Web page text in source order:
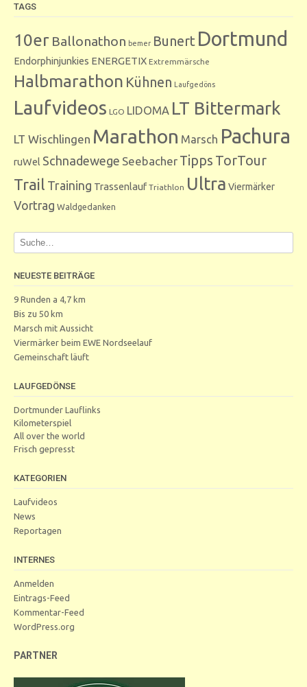
TAGS
10er Ballonathon bemer Bunert Dortmund
Endorphinjunkies ENERGETIX Extremmärsche
Halbmarathon Kühnen Laufgedöns
Laufvideos LGO LIDOMA LT Bittermark
LT Wischlingen Marathon Marsch Pachura
ruWel Schnadewege Seebacher Tipps TorTour
Trail Training Trassenlauf Triathlon Ultra Viermärker
Vortrag Waldgedanken
NEUESTE BEITRÄGE
9 Runden a 4,7 km
Bis zu 50 km
Marsch mit Aussicht
Viermärker beim EWE Nordseelauf
Gemeinschaft läuft
LAUFGEDÖNSE
Dortmunder Lauflinks
Kilometerspiel
All over the world
Frisch gepresst
KATEGORIEN
Laufvideos
News
Reportagen
INTERNES
Anmelden
Eintrags-Feed
Kommentar-Feed
WordPress.org
PARTNER